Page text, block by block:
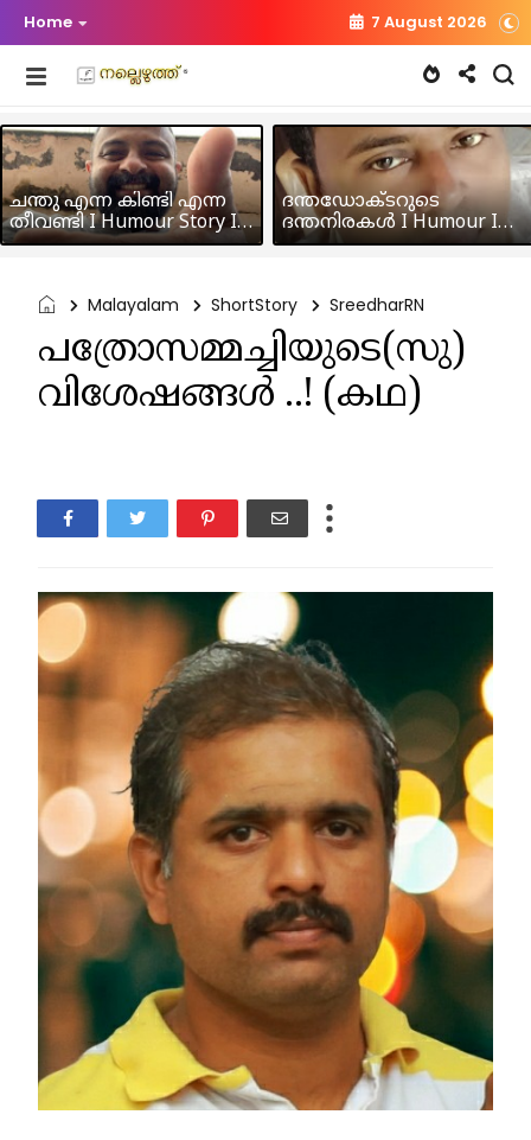
Home 7 August 2026
ചന്തു എന്ന കിണ്ടി എന്ന
തീവണ്ടി I Humour Story I
Rajeev Panicker
ദന്തഡോക്ടറുടെ
ദന്തനിരകൾ I Humour I
Hussain MK
Malayalam ShortStory SreedharRN
പത്രോസമ്മച്ചിയുടെ(സു)
വിശേഷങ്ങൾ ..! (കഥ)